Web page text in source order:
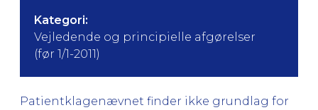
Kategori:
Vejledende og principielle afgørelser
(før 1/1-2011)
Patientklagenævnet finder ikke grundlag for